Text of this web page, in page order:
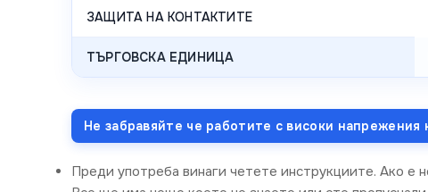
ЗАЩИТА НА КОНТАКТИТЕ
ТЪРГОВСКА ЕДИНИЦА
Не забравяйте че работите с високи
Преди употреба винаги четете инструкциите. Ако е